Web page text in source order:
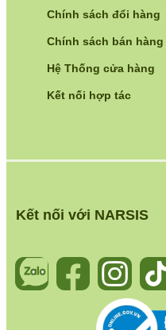
Kết nối với NARSIS
Chính sách đổi hàng
Chính sách bán hàng
Hệ Thống cửa hàng
Kết nối hợp tác